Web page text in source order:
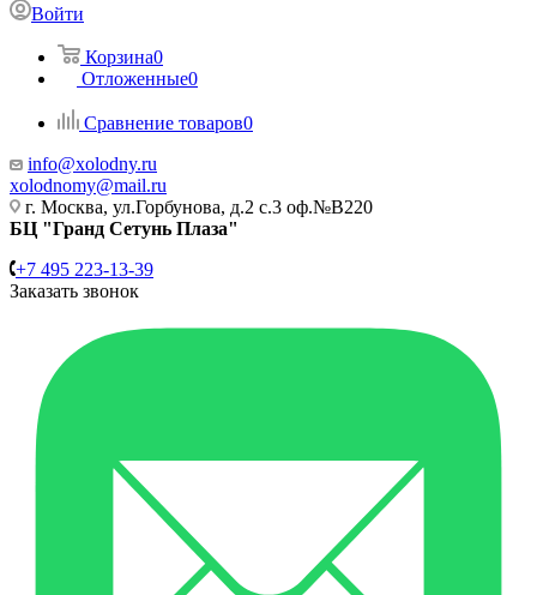
Войти
Корзина0
Отложенные0
Сравнение товаров0
info@xolodny.ru
xolodnomy@mail.ru
г. Москва, ул.Горбунова, д.2 с.3 оф.№В220
БЦ "Гранд Сетунь Плаза"
+7 495 223-13-39
Заказать звонок